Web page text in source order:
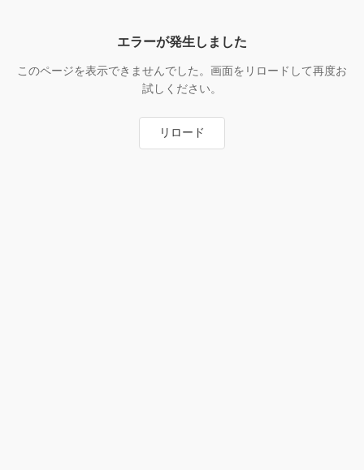
エラーが発生しました
このページを表示できませんでした。画面をリロードして再度お
試しください。
リロード